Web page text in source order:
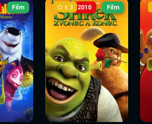
Film 2010
Sledovat
nyní
6.3 Film
Sledovat nyní